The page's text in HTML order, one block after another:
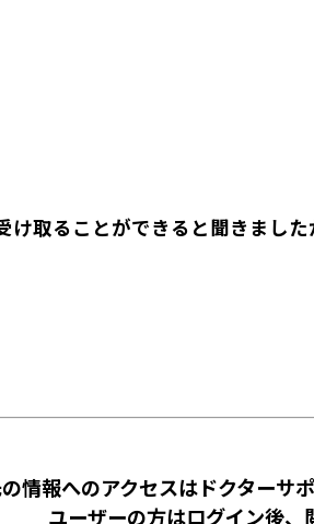
け取ることができると聞きまし
情報へのアクセスはドクターサ
ユーザーの方はログイン後、